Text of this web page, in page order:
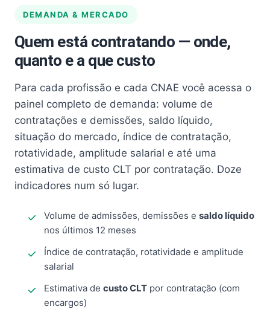
DEMANDA & MERCADO
Quem está contratando — onde,
quanto e a que custo
Para cada profissão e cada CNAE você acessa o
painel completo de demanda: volume de
contratações e demissões, saldo líquido,
situação do mercado, índice de contratação,
rotatividade, amplitude salarial e até uma
estimativa de custo CLT por contratação. Doze
indicadores num só lugar.
Volume de admissões, demissões e saldo líquido
nos últimos 12 meses
Índice de contratação, rotatividade e amplitude
salarial
Estimativa de custo CLT por contratação (com
encargos)